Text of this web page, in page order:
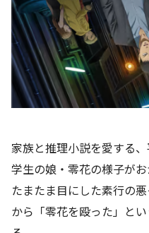
家族と推理小説を愛する
学生の娘・零花の様子がお
たまたま目にした素行の
から「零花を殴った」と